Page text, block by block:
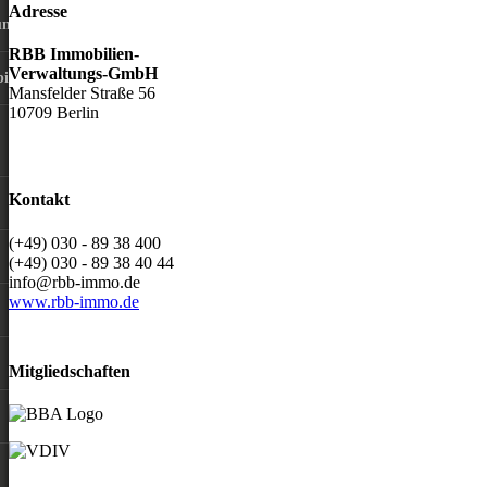
Adresse
RBB Immobilien-
Verwaltungs-GmbH
Mansfelder Straße 56
10709 Berlin
Kontakt
(+49) 030 - 89 38 400
(+49) 030 - 89 38 40 44
info@rbb-immo.de
www.rbb-immo.de
Mitgliedschaften